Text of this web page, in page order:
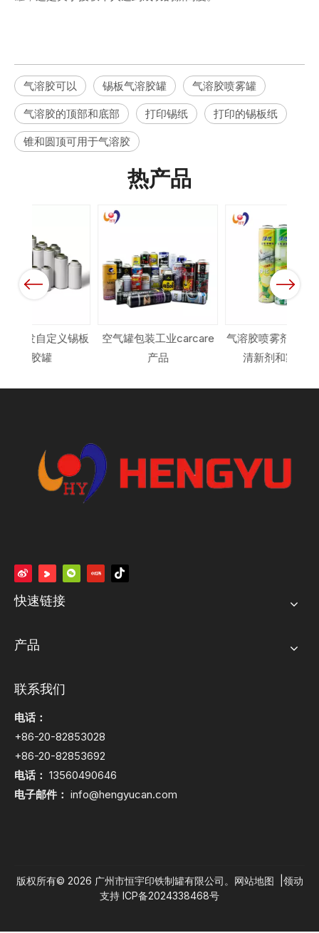
气溶胶可以 锡板气溶胶罐 气溶胶喷雾罐
气溶胶的顶部和底部 打印锡纸 打印的锡板纸
锥和圆顶可用于气溶胶
热产品
Previous
空气罐包装工业carcare
气溶胶喷雾剂罐用于空气
清新剂和家用产品
Next
快速链接
产品
联系我们
电话：
+86-20-82853028
+86-20-82853692
电话： 13560490646
电子邮件： info@hengyucan.com
版权所有© 2026 广州市恒宇印铁制罐有限公司。 网站地图
领动
支持 ICP备2024338468号